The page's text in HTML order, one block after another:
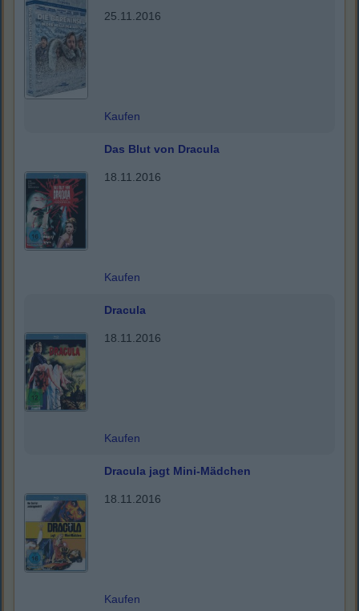
25.11.2016
Kaufen
Das Blut von Dracula
18.11.2016
Kaufen
Dracula
18.11.2016
Kaufen
Dracula jagt Mini-Mädchen
18.11.2016
Kaufen